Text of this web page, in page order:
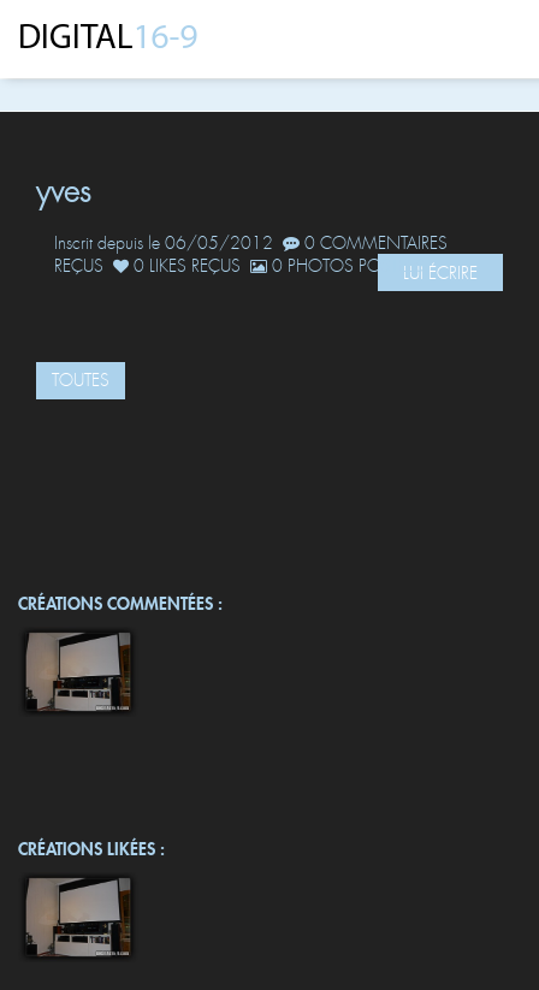
yves
Inscrit depuis le 06/05/2012
0 COMMENTAIRES
REÇUS
0 LIKES REÇUS 0 PHOTOS POSTÉESLUI ÉCRIRE
TOUTES
CRÉATIONS COMMENTÉES :
CRÉATIONS LIKÉES :